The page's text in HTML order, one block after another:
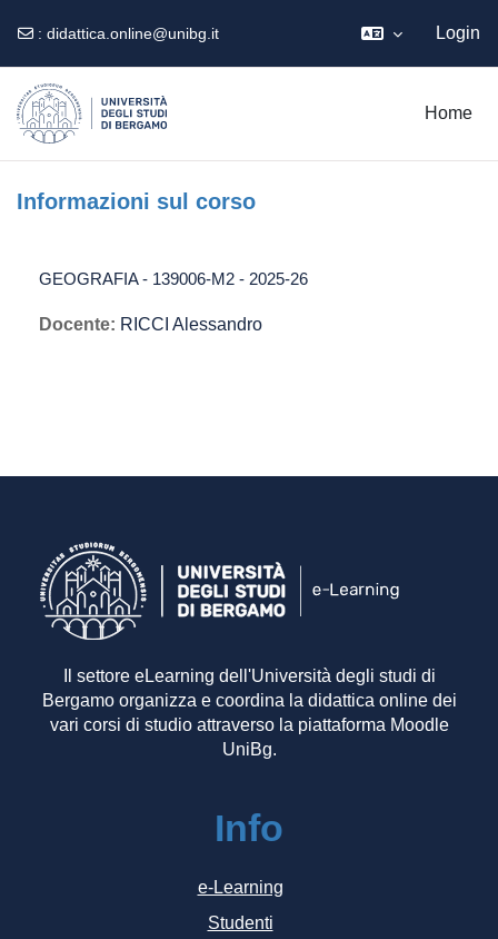
: didattica.online@unibg.it Login
Home
Informazioni sul corso
GEOGRAFIA - 139006-M2 - 2025-26
Docente: RICCI Alessandro
Il settore eLearning dell'Università degli studi di
Bergamo organizza e coordina la didattica online dei
vari corsi di studio attraverso la piattaforma Moodle
UniBg.
Info
e-Learning
Studenti